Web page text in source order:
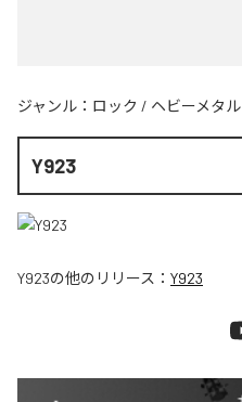
ジャンル： ロック / ヘビーメタル
Y923
Y923の他のリリース： Y923